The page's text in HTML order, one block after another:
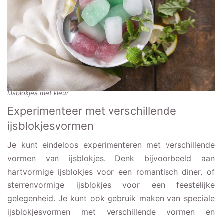
IJsblokjes met kleur
Experimenteer met verschillende
ijsblokjesvormen
Je kunt eindeloos experimenteren met verschillende
vormen van ijsblokjes. Denk bijvoorbeeld aan
hartvormige ijsblokjes voor een romantisch diner, of
sterrenvormige ijsblokjes voor een feestelijke
gelegenheid. Je kunt ook gebruik maken van speciale
ijsblokjesvormen met verschillende vormen en